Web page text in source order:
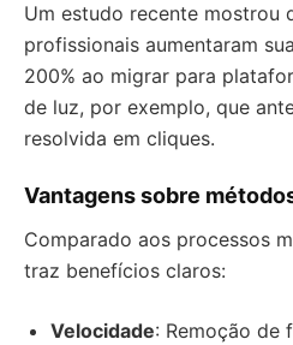
Um estudo recente mostrou
profissionais aumentaram
200% ao migrar para
de luz, por exemplo, que
resolvida em cliques.
Vantagens sobre
Comparado aos processos
traz benefícios claros:
Velocidade: Remoção de